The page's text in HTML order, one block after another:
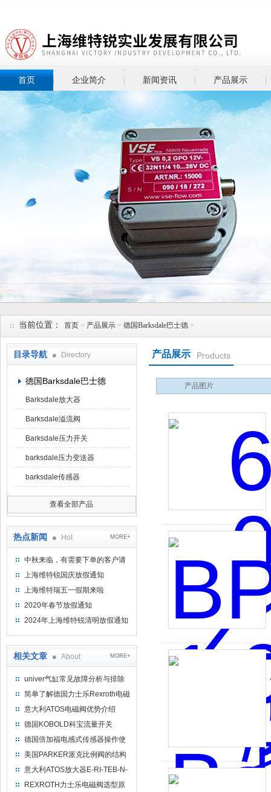
上海维特锐实业发展有限公司
首页 企业简介 新闻资讯 产品展示
当前位置： 首页 > 产品展示 > 德国Barksdale巴士德 >
目录导航 Directory
德国Barksdale巴士德
Barksdale放大器
Barksdale溢流阀
Barksdale压力开关
barksdale压力变送器
barksdale传感器
查看全部产品
热点新闻 Hot MORE+
中秋来临，有需要下单的客户请
提前下单
上海维特锐国庆放假通知
上海维特瑞五一假期来啦
2020年春节放假通知
2024年上海维特锐清明放假通知
相关文章 About MORE+
univer气缸常见故障分析与排除
方法
简单了解德国力士乐Rexroth电磁
阀的说明
意大利ATOS电磁阀优势介绍
德国KOBOLD科宝流量开关
VKM-7109K04R25T选型指南及
德国倍加福电感式传感器操作使
用介绍
美国PARKER派克比例阀的结构
意大利ATOS放大器E-RI-TEB-N-
NP-01H 20现货直供
REXROTH力士乐电磁阀选型原
产品展示 Products
产品图片